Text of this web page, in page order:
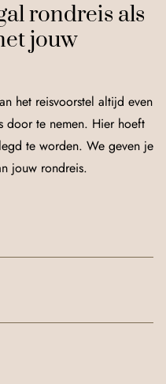
rondreis als
jouw
het reisvoorstel altijd even
door te nemen. Hier hoeft
te worden. We geven je
jouw rondreis.